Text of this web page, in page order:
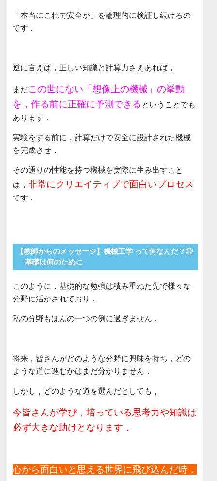
「本当にこれで安全か」を論理的に検証し続けるの
です．
逆に言えば，正しい知識と計算力さえあれば，
まだこの世にない「想像上の機械」の挙動
を，作る前に正確に予測できる ということでも
あります．
実験をする前に，計算だけで安全に設計された機械
を完成させ，
その通りの性能を持つ機械を実際に生み出すこと
は， 非常にクリエイティブで面白いプロセス
です．
【教師からのメッセージ】機械工学 って何なんだ？◎
基礎は何のために
このように，基礎的な勉強は積み重ねた先で様々な
分野に活かされており，
私の分野もほんの一つの例に過ぎません．
将来，皆さんがどのような分野に興味を持ち，どの
ような道に進むかはまだ分かりません．
しかし，どのような道を選んだとしても，
今皆さんが学び，培っている思考力や知識は
必ず大きな助けとなります．
心から面白いと思える世界に飛び込んだ時，